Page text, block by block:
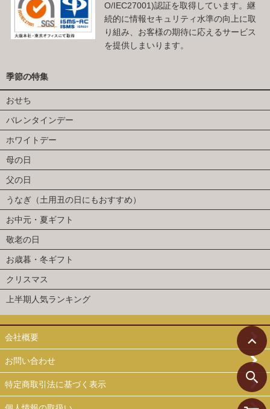
O/IEC27001)認証を取得しています。継
続的に情報セキュリティ水準の向上に取
り組み、お客様の期待に応えるサービス
を提供しまいります。
季節の特集
おせち
バレンタインデー
ホワイトデー
母の日
父の日
うなぎ（土用丑の日にもおすすめ）
お中元・夏ギフト
敬老の日
お歳暮・冬ギフト
クリスマス
上半期人気ランキング
会社概要
お問い合わせ
特定商取引法に基づく表示